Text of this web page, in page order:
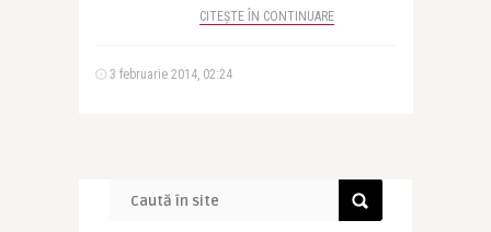
CITEȘTE ÎN CONTINUARE
3 februarie 2014, 02:24